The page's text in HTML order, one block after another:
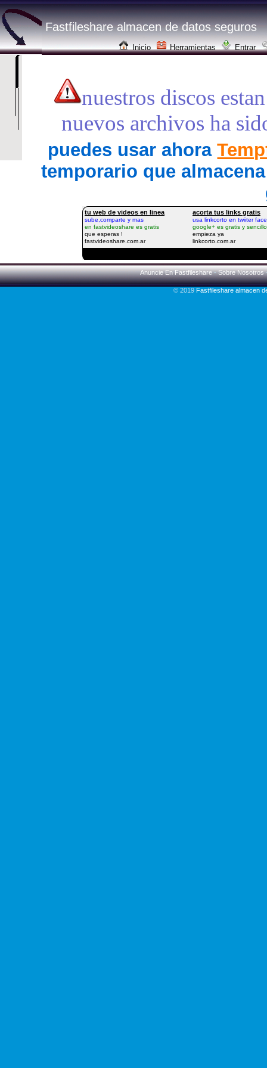
Inicio Herramientas Entrar
Fastfileshare almacen de datos seguros
nuestros discos
nuevos archivos ha
puedes usar ahora
temporario que
Anuncie En Fastfileshare-Sobre Nosotros
© 2019Fastfileshare almacen